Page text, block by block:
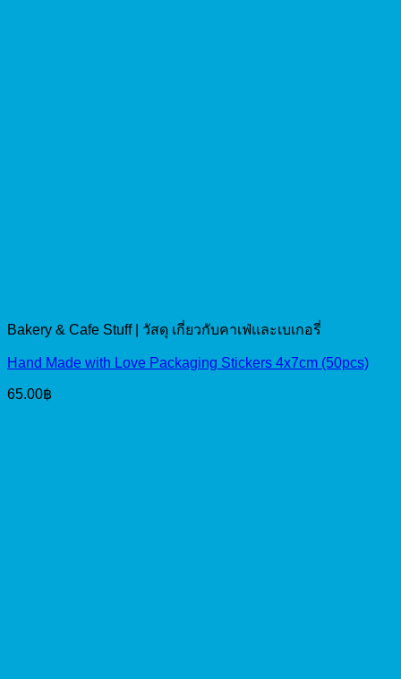
Bakery & Cafe Stuff | วัสดุ เกี่ยวกับคาเฟ่และเบเกอรี่
Hand Made with Love Packaging Stickers 4x7cm (50pcs)
65.00฿